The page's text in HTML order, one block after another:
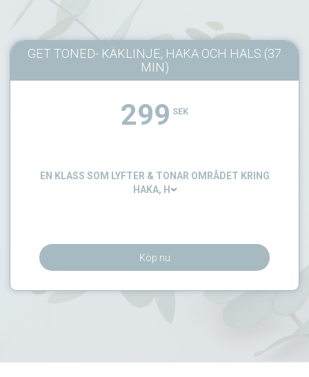
GET TONED- KÄKLINJE, HAKA OCH HALS (37
MIN)
299 SEK
EN KLASS SOM LYFTER & TONAR OMRÅDET KRING
HAKA, H
Köp nu